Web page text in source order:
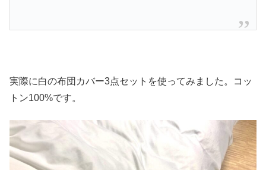
実際に白の布団カバー3点セットを使ってみました。コッ
トン100%です。